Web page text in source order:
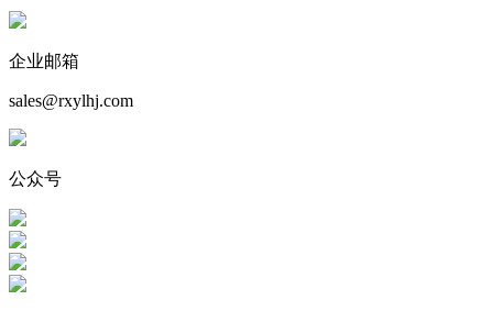
企业邮箱
sales@rxylhj.com
公众号